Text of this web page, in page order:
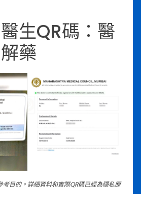
生QR碼：醫
藥
目的。詳細資料和實際QR碼已經為隱私原